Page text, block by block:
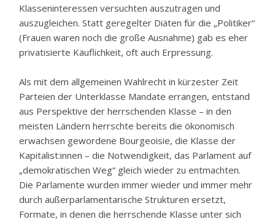
Klasseninteressen versuchten auszutragen und
auszugleichen. Statt geregelter Diäten für die „Politiker“
(Frauen waren noch die große Ausnahme) gab es eher
privatisierte Käuflichkeit, oft auch Erpressung.
Als mit dem allgemeinen Wahlrecht in kürzester Zeit
Parteien der Unterklasse Mandate errangen, entstand
aus Perspektive der herrschenden Klasse – in den
meisten Ländern herrschte bereits die ökonomisch
erwachsen gewordene Bourgeoisie, die Klasse der
Kapitalist:innen – die Notwendigkeit, das Parlament auf
„demokratischen Weg“ gleich wieder zu entmachten.
Die Parlamente wurden immer wieder und immer mehr
durch außerparlamentarische Strukturen ersetzt,
Formate, in denen die herrschende Klasse unter sich